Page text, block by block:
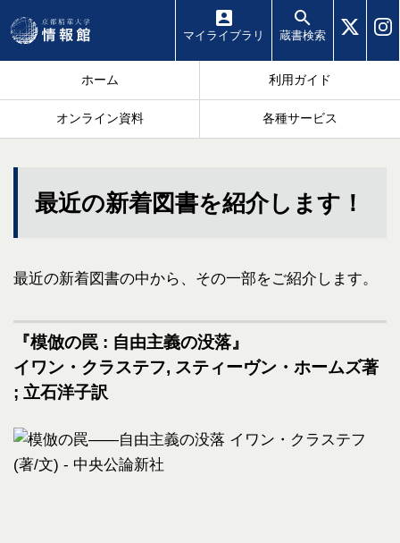
マイ ライブラリ 蔵書検索
ホーム 利用ガイド
オンライン資料 各種サービス
最近の新着図書を紹介します！
最近の新着図書の中から、その一部をご紹介します。
『模倣の罠 : 自由主義の没落』
イワン・クラステフ, スティーヴン・ホームズ著
; 立石洋子訳